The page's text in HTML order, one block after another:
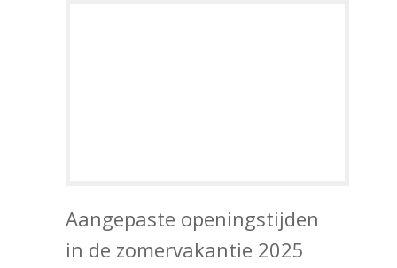
Aangepaste openingstijden
in de zomervakantie 2025